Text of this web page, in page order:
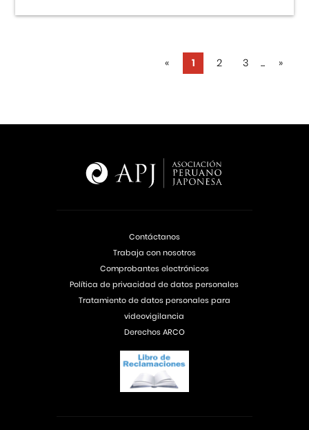
« 1 2 3 ... »
Contáctanos
Trabaja con nosotros
Comprobantes electrónicos
Política de privacidad de datos personales
Tratamiento de datos personales para
videovigilancia
Derechos ARCO